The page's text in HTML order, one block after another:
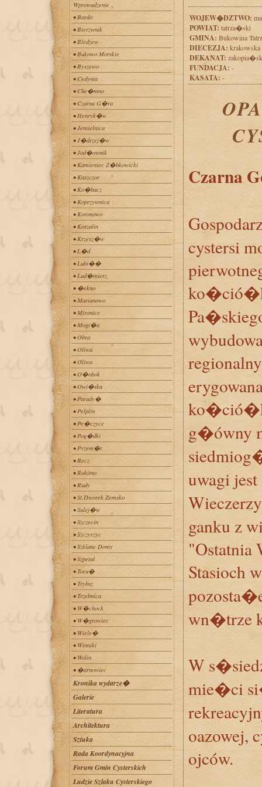
Wprowadzenie
• Bardo
• Bierzwnik
• Bledzew
• Bukowo Morskie
• Byszewo
• Cedynia
• Che�mno
• Czarna G�ra
• Henryk�w
• Jemielnica
• J�drzej�w
• Jod�ownik
• Kamieniec Z�bkowicki
• Kaszczor
• Ko�bacz
• Koprzywnica
• Koronowo
• Koszalin
• Krzesz�w
• L�d
• Lubi��
• Lud�mierz
• �ekno
• Marianowo
• Mironice
• Mogi�a
• Obra
• Oliwa
• Oliwa
• O�obok
• Owi�ska
• Parady�
• Pelplin
• Pe�czyce
• Pog�dki
• Przem�t
• Recz
• Rokitno
• Rudy
• St.Dworek Zemsko
• Sulej�w
• Szczecin
• Szczyrzyc
• Szklane Domy
• Szpetal
• Toru�
• Trybsz
• Trzebnica
• W�chock
• W�growiec
• Wiele�
• Winniki
• Wolin
• �arnowiec
Kronika wydarze�
Galerie
Literatura
Architektura
Sztuka
Rada Koordynacyjna
Forum Gmin Cysterskich
Ludzie Szlaku Cysterskiego
WOJEW�DZTWO:
POWIAT: tatrza�ski
GMINA: Bukowina
DIECEZJA: krakowska
DEKANAT:
FUNDACJA: -
KASATA: -
Czarna
cystersi
g�ówny
uwagi
ganku z
"Ostatnia
Stasioch
wn�trze
W
mie�ci
oazowej,
ojców.